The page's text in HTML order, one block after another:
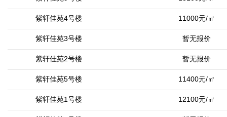
紫轩佳苑4号楼 11000元/㎡
紫轩佳苑3号楼 暂无报价
紫轩佳苑2号楼 暂无报价
紫轩佳苑5号楼 11400元/㎡
紫轩佳苑1号楼 12100元/㎡